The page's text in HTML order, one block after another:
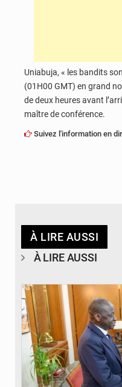
Uniabuja, « les bandits
(01H00 GMT) en grand
de deux heures avant
maître de conférence.
Suivez l'information en
À LIRE AUSSI
À LIRE AUSSI